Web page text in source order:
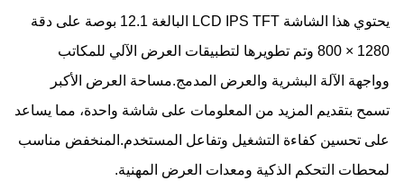
يحتوي هذا الشاشة LCD IPS TFT البالغة 12.1 بوصة على دقة
1280 × 800 وتم تطويرها لتطبيقات العرض الآلي للمكاتب
وواجهة الآلة البشرية والعرض المدمج.مساحة العرض الأكبر
تسمح بتقديم المزيد من المعلومات على شاشة واحدة، مما يساعد
على تحسين كفاءة التشغيل وتفاعل المستخدم.المنخفض مناسب
لمحطات التحكم الذكية ومعدات العرض المهنية.